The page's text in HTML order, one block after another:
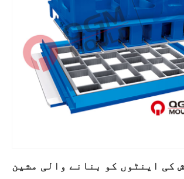
کی اینٹوں کو بنانے والی مشین